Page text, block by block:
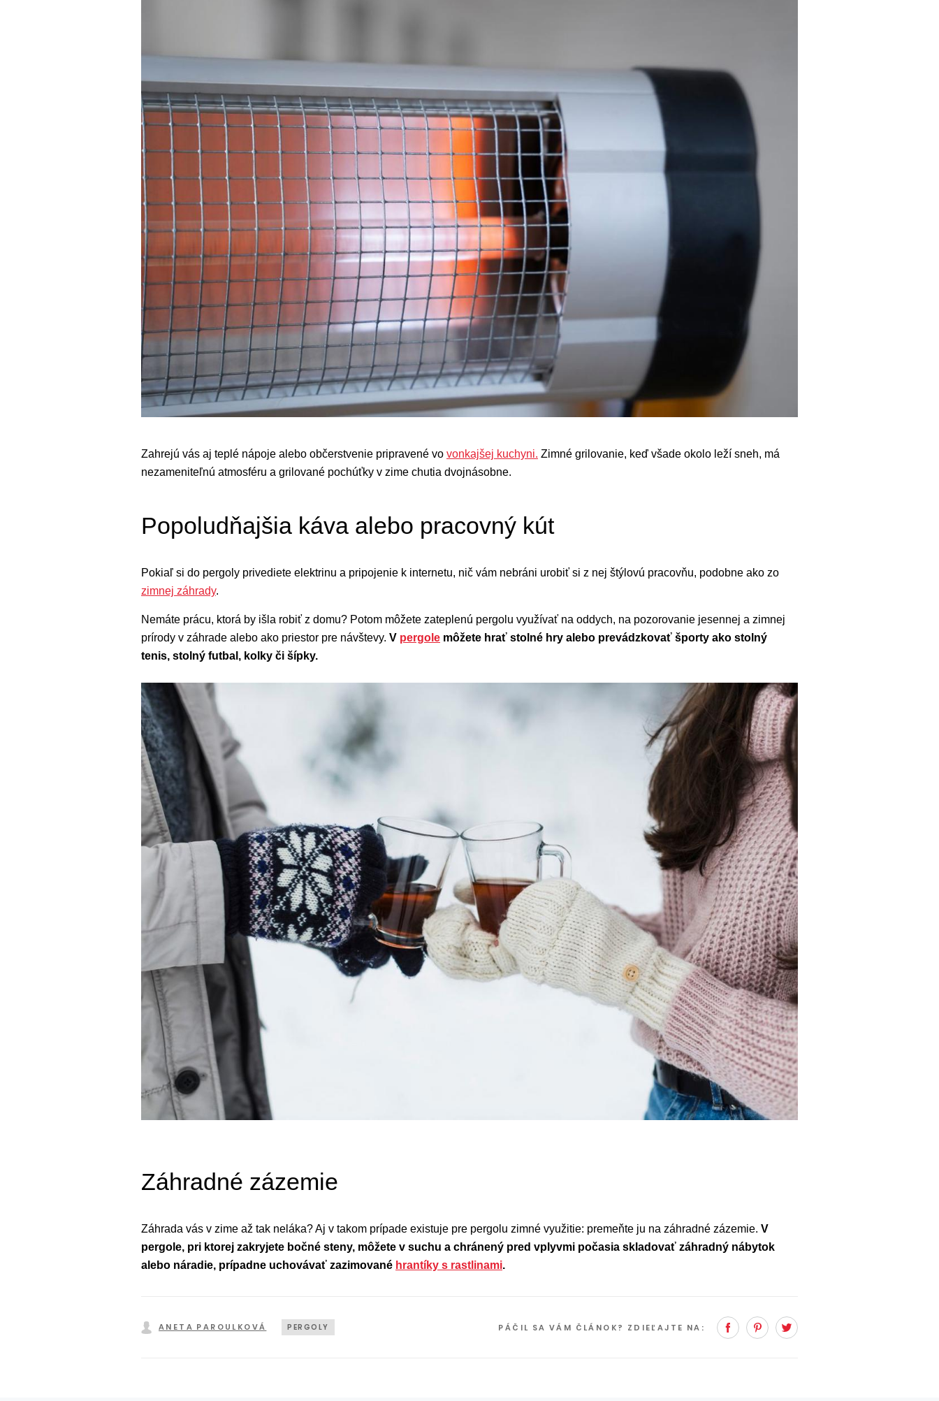
Zahrejú vás aj teplé nápoje alebo občerstvenie pripravené vo vonkajšej kuchyni. Zimné grilovanie, keď všade okolo leží sneh, má
nezameniteľnú atmosféru a grilované pochúťky v zime chutia dvojnásobne.
Popoludňajšia káva alebo pracovný kút
Pokiaľ si do pergoly privediete elektrinu a pripojenie k internetu, nič vám nebráni urobiť si z nej štýlovú pracovňu, podobne ako zo
zimnej záhrady.
Nemáte prácu, ktorá by išla robiť z domu? Potom môžete zateplenú pergolu využívať na oddych, na pozorovanie jesennej a zimnej
prírody v záhrade alebo ako priestor pre návštevy. V pergole môžete hrať stolné hry alebo prevádzkovať športy ako stolný
tenis, stolný futbal, kolky či šípky.
Záhradné zázemie
Záhrada vás v zime až tak neláka? Aj v takom prípade existuje pre pergolu zimné využitie: premeňte ju na záhradné zázemie. V
pergole, pri ktorej zakryjete bočné steny, môžete v suchu a chránený pred vplyvmi počasia skladovať záhradný nábytok
alebo náradie, prípadne uchovávať zazimované hrantíky s rastlinami.
ANETA PAROULKOVÁ PERGOLY PÁČIL SA VÁM ČLÁNOK? ZDIEĽAJTE NA: FacebookPinterest